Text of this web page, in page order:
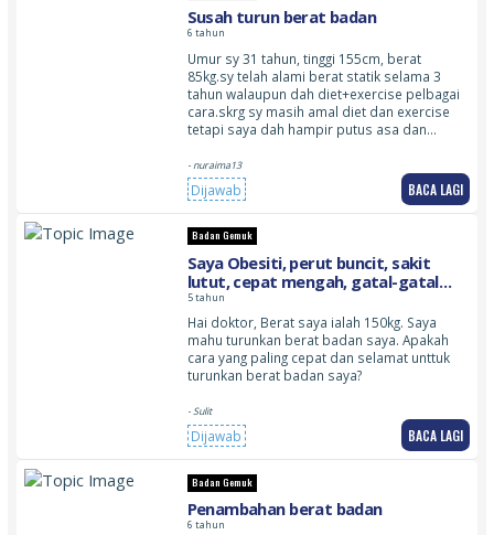
Susah turun berat badan
6 tahun
Umur sy 31 tahun, tinggi 155cm, berat
85kg.sy telah alami berat statik selama 3
tahun walaupun dah diet+exercise pelbagai
cara.skrg sy masih amal diet dan exercise
tetapi saya dah hampir putus asa dan…
- nuraima13
Dijawab BACA LAGI
Badan Gemuk
Saya Obesiti, perut buncit, sakit
lutut, cepat mengah, gatal-gatal
badan, eczema, cellulitis
5 tahun
Hai doktor, Berat saya ialah 150kg. Saya
mahu turunkan berat badan saya. Apakah
cara yang paling cepat dan selamat unttuk
turunkan berat badan saya?
- Sulit
Dijawab BACA LAGI
Badan Gemuk
Penambahan berat badan
6 tahun